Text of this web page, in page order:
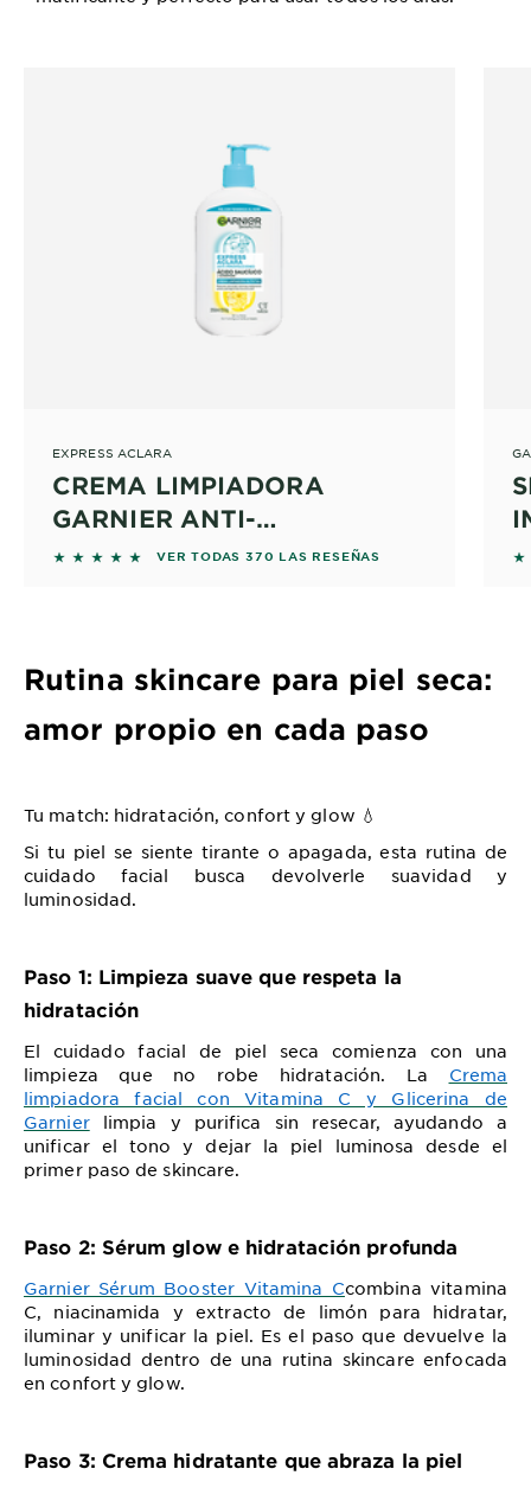
EXPRESS ACLARA
CREMA LIMPIADORA
GARNIER ANTI-
IMPERFECCIONES CON
5 out of 5 stars based on reviews
VER TODAS 370 LAS RESEÑAS 5
Rutina skincare para piel seca:
amor propio en cada paso
Tu match: hidratación, confort y glow 💧
Si tu piel se siente tirante o apagada, esta rutina de
cuidado facial busca devolverle suavidad y
luminosidad.
Paso 1: Limpieza suave que respeta la
hidratación
El cuidado facial de piel seca comienza con una
limpieza que no robe hidratación. La Crema
limpiadora facial con Vitamina C y Glicerina de
Garnierlimpia y purifica sin resecar, ayudando a
unificar el tono y dejar la piel luminosa desde el
primer paso de skincare.
Paso 2: Sérum glow e hidratación profunda
Garnier Sérum Booster Vitamina Ccombina vitamina
C, niacinamida y extracto de limón para hidratar,
iluminar y unificar la piel. Es el paso que devuelve la
luminosidad dentro de una rutina skincare enfocada
en confort y glow.
Paso 3: Crema hidratante que abraza la piel